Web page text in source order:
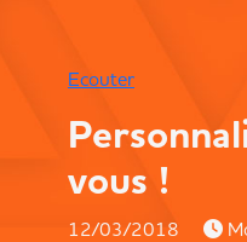
Ecouter
vous !
12/03/2018